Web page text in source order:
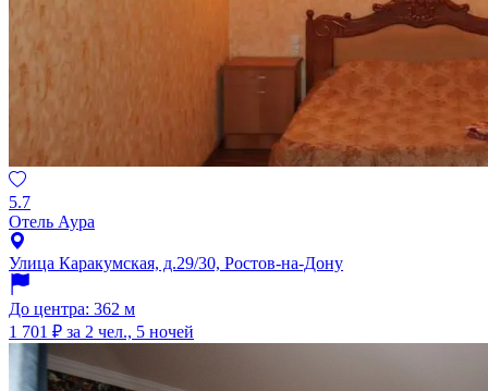
5.7
Отель Аура
Улица Каракумская, д.29/30, Ростов-на-Дону
До центра: 362 м
1 701 ₽ за 2 чел., 5 ночей